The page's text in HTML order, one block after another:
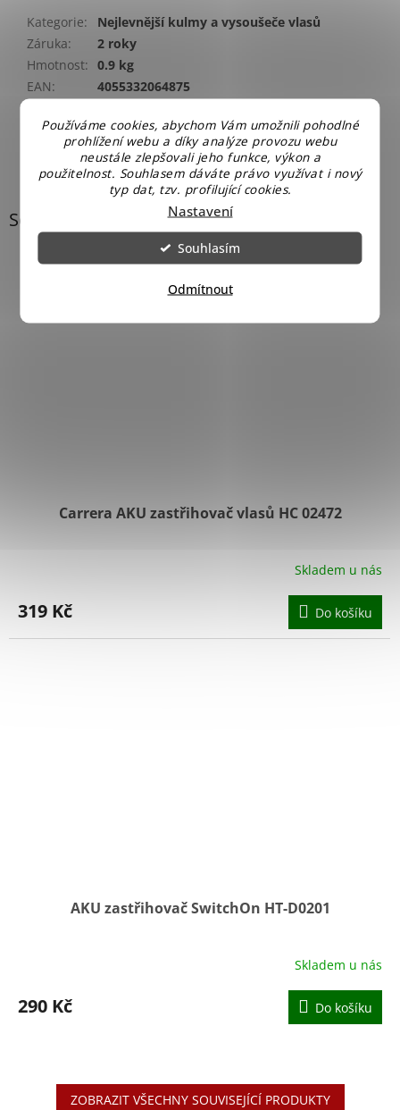
Používáme cookies, abychom Vám umožnili pohodlné
prohlížení webu a díky analýze provozu webu
neustále zlepšovali jeho funkce, výkon a
použitelnost. Souhlasem dáváte právo využívat i nový
typ dat, tzv. profilující cookies.
Nastavení
Odmítnout
Souhlasím
Související produkty
Carrera AKU zastřihovač vlasů HC 02472
Skladem u nás
319 Kč Do košíku
AKU zastřihovač SwitchOn HT-D0201
Skladem u nás
290 Kč Do košíku
ZOBRAZIT VŠECHNY SOUVISEJÍCÍ PRODUKTY
Kategorie:
Nejlevnější kulmy a vysoušeče vlasů
Záruka:
2 roky
Hmotnost: 0.9 kg
EAN:
4055332064875